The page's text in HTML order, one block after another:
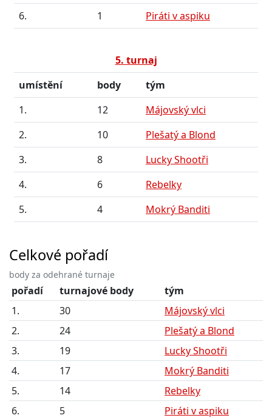
6.
1 Piráti v aspiku
5. turnaj
umístění
body
tým
1.
12
Májovský vlci
2.
10
Plešatý a Blond
3.
8
Lucky Shootři
4.
6
Rebelky
5.
4 Mokrý Banditi
Celkové pořadí
body za odehrané turnaje
pořadí turnajové body
tým
1.
30
Májovský vlci
2.
24
Plešatý a Blond
3.
19
Lucky Shootři
4.
17
Mokrý Banditi
5.
14
Rebelky
6.
5
Piráti v aspiku